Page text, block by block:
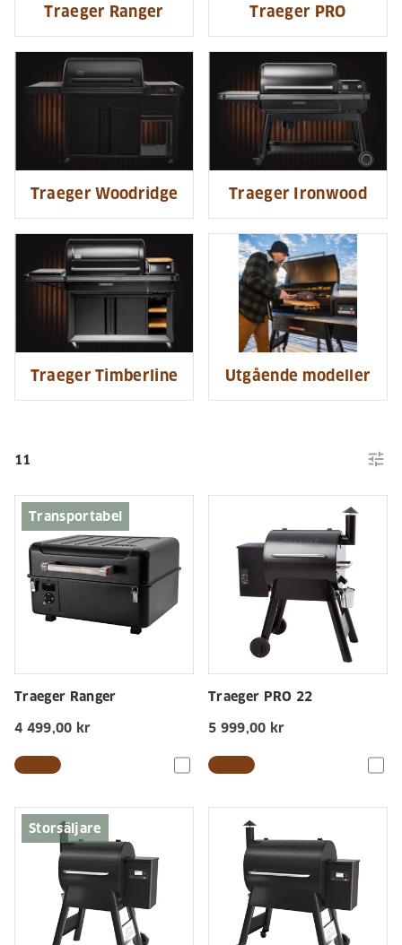
Traeger Ranger Traeger PRO
Traeger Woodridge Traeger Ironwood
Traeger Timberline Utgående modeller
11 tune
Transportabel
Traeger Ranger
4 499,00 kr
Traeger PRO 22
5 999,00 kr
Storsäljare